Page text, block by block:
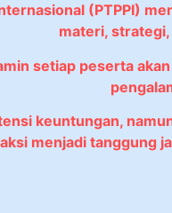
(PTPPI)
materi,
setiap peserta
keuntungan,
menjadi tanggung